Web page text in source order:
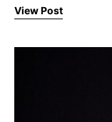
View Post